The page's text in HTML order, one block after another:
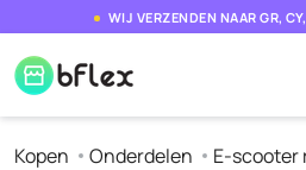
WIJ VERZENDEN NAAR GR,
Kopen Onderdelen
E-scooter